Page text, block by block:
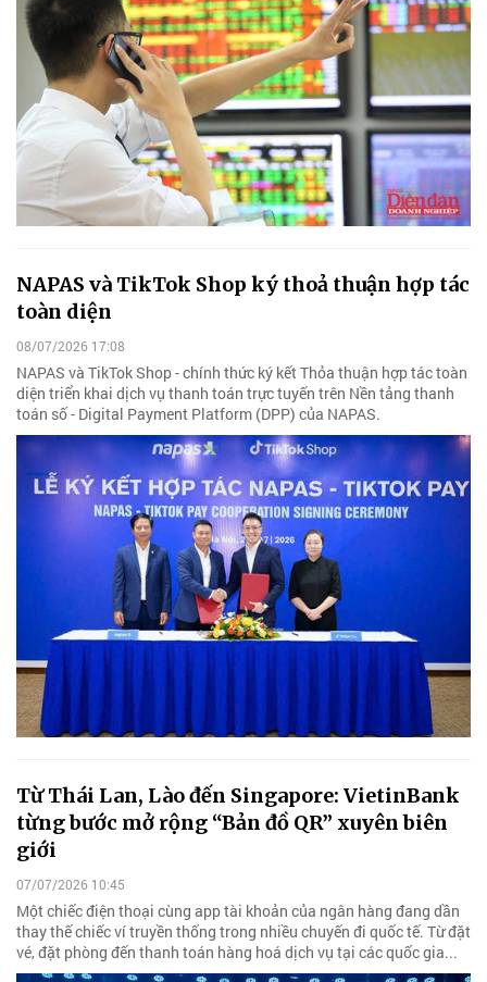
NAPAS và TikTok Shop ký thoả thuận hợp tác
toàn diện
08/07/2026 17:08
NAPAS và TikTok Shop - chính thức ký kết Thỏa thuận hợp tác toàn
diện triển khai dịch vụ thanh toán trực tuyến trên Nền tảng thanh
toán số - Digital Payment Platform (DPP) của NAPAS.
Từ Thái Lan, Lào đến Singapore: VietinBank
từng bước mở rộng “Bản đồ QR” xuyên biên
giới
07/07/2026 10:45
Một chiếc điện thoại cùng app tài khoản của ngân hàng đang dần
thay thế chiếc ví truyền thống trong nhiều chuyến đi quốc tế. Từ đặt
vé, đặt phòng đến thanh toán hàng hoá dịch vụ tại các quốc gia...